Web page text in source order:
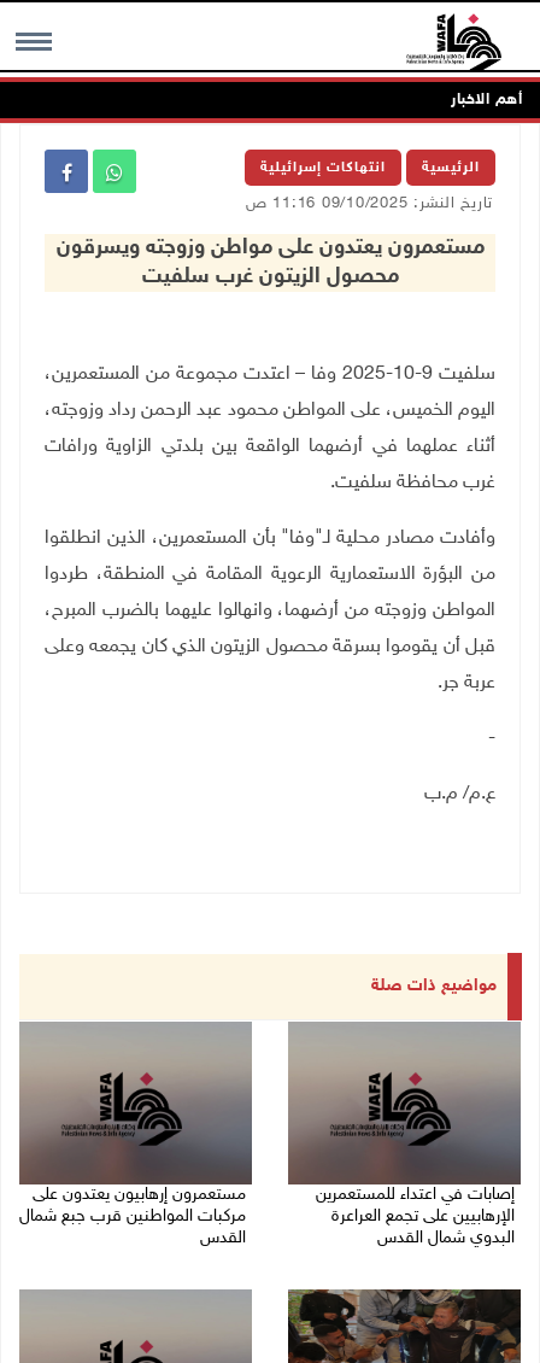
MENU أهم الاخبار
الرئيسية انتهاكات إسرائيلية
تاريخ النشر: 09/10/2025 11:16 ص
مستعمرون يعتدون على مواطن وزوجته ويسرقون
محصول الزيتون غرب سلفيت
سلفيت 9-10-2025 وفا – اعتدت مجموعة من المستعمرين،
اليوم الخميس، على المواطن محمود عبد الرحمن رداد وزوجته،
أثناء عملهما في أرضهما الواقعة بين بلدتي الزاوية ورافات
غرب محافظة سلفيت.
وأفادت مصادر محلية لـ"وفا" بأن المستعمرين، الذين انطلقوا
من البؤرة الاستعمارية الرعوية المقامة في المنطقة، طردوا
المواطن وزوجته من أرضهما، وانهالوا عليهما بالضرب المبرح،
قبل أن يقوموا بسرقة محصول الزيتون الذي كان يجمعه وعلى
عربة جر.
-
ع.م/ م.ب
مواضيع ذات صلة
إصابات في اعتداء للمستعمرين
الإرهابيين على تجمع العراعرة
البدوي شمال القدس
مستعمرون إرهابيون يعتدون على
مركبات المواطنين قرب جبع شمال
القدس